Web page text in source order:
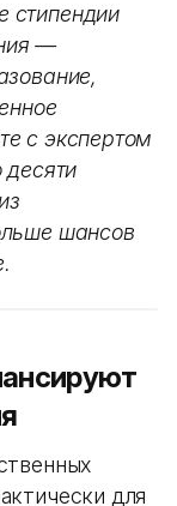
стипендии
—
с экспертом
шансов
для